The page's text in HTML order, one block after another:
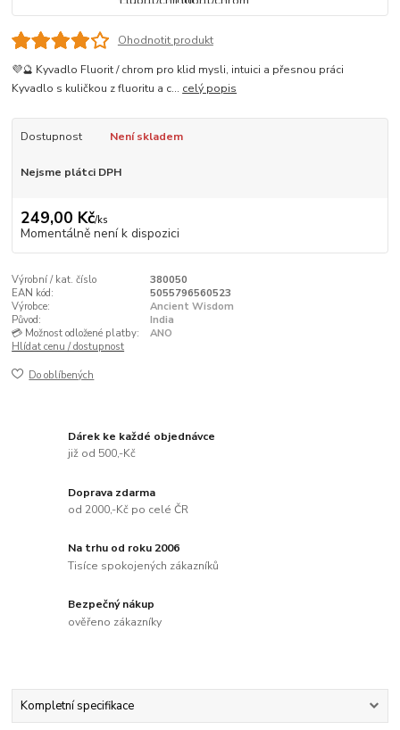
Ohodnotit produkt
💜🔮 Kyvadlo Fluorit / chrom pro klid mysli, intuici a přesnou práci
Kyvadlo s kuličkou z fluoritu a c... celý popis
Dostupnost Není skladem
Nejsme plátci DPH
249,00 Kč/ks
Momentálně není k dispozici
Výrobní / kat. číslo
380050
EAN kód:
5055796560523
Výrobce:
Ancient Wisdom
Původ:
India
💳 Možnost odložené platby:
ANO
Hlídat cenu / dostupnost
Do oblíbených
Dárek ke každé objednávce
již od 500,-Kč
Doprava zdarma
od 2000,-Kč po celé ČR
Na trhu od roku 2006
Tisíce spokojených zákazníků
Bezpečný nákup
ověřeno zákazníky
Kompletní specifikace